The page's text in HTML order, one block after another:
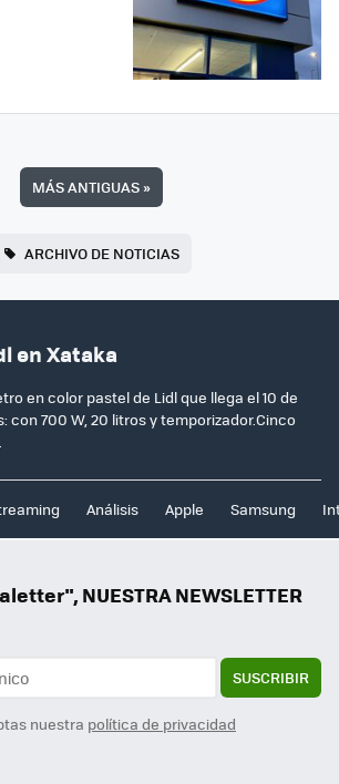
MÁS ANTIGUAS»
ARCHIVO DE NOTICIAS
en Xataka
en color pastel de Lidl que llega el 10 de
con 700 W, 20 litros y temporizador.Cinco
Análisis Apple Samsung
NUESTRA NEWSLETTER
SUSCRIBIR
nuestra política de privacidad